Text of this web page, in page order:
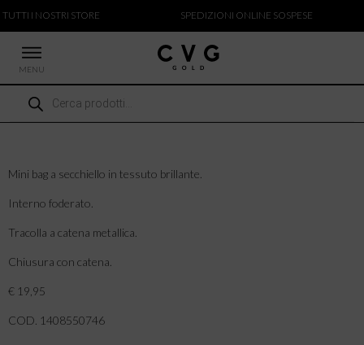
I NOSTRI STORE SPEDIZIONI ONLINE SOSPESE
MENU
Ricerca
prodotti
ARRIVI
Mini bag a secchiello in tessuto brillante.
Interno foderato.
Tracolla a catena metallica.
Chiusura con catena.
€ 19,95
COD. 1408550746